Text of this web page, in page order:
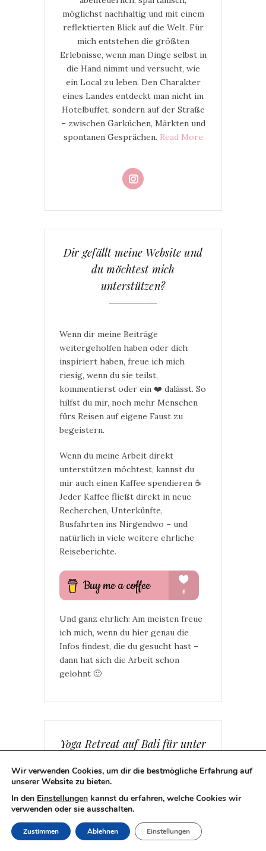
möglichst nachhaltig und mit einem
reflektierten Blick auf die Welt. Für
mich entstehen die größten
Erlebnisse, wenn man Dinge selbst in
die Hand nimmt und versucht, wie
ein Local zu leben. Den Charakter
eines Landes entdeckt man nicht im
Hotelbuffet, sondern auf der Straße
– zwischen Garküchen, Märkten und
spontanen Gesprächen. Read More
Dir gefällt meine Website und
du möchtest mich
unterstützen?
Wenn dir meine Beiträge
weitergeholfen haben oder dich
inspiriert haben, freue ich mich
riesig, wenn du sie teilst,
kommentierst oder ein ❤️ dalässt. So
hilfst du mir, noch mehr Menschen
fürs Reisen auf eigene Faust zu
begeistern.
Wenn du meine Arbeit direkt
unterstützen möchtest, kannst du
mir auch einen Kaffee spendieren ☕
Jeder Kaffee fließt direkt in neue
Recherchen, Unterkünfte,
Busfahrten ins Nirgendwo – und
natürlich in viele weitere ehrliche
Reiseberichte.
Und ganz ehrlich: Am meisten freue
ich mich, wenn du hier genau die
Infos findest, die du gesucht hast –
dann hat sich die Arbeit schon
gelohnt 🙂
Yoga Retreat auf Bali für unter
Wir verwenden Cookies, um dir die bestmögliche Erfahrung auf
unserer Website zu bieten.
In den Einstellungen kannst du erfahren, welche Cookies wir
verwenden oder sie ausschalten.
Zustimmen Ablehnen Einstellungen